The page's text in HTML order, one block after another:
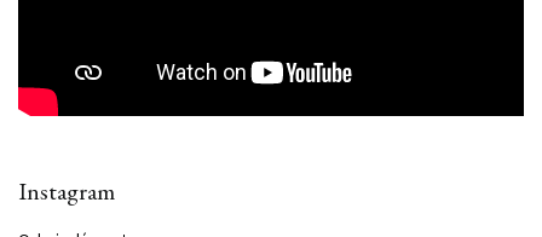
Instagram